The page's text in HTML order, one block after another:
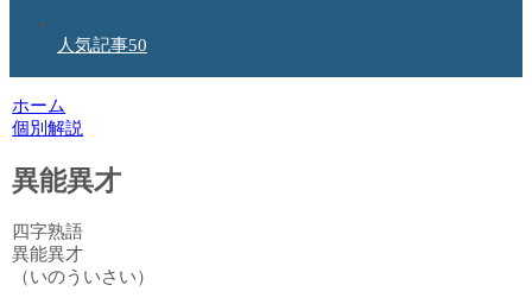
人気記事50
ホーム
個別解説
異能異才
四字熟語
異能異才
（いのういさい）